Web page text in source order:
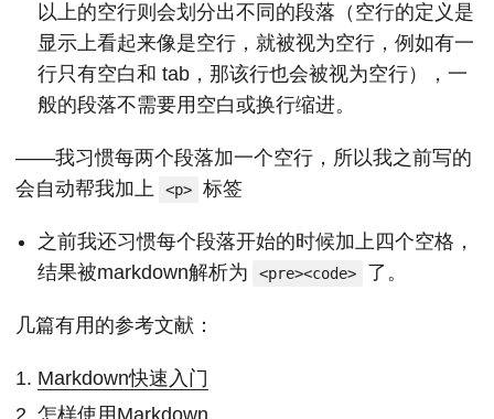
以上的空行则会划分出不同的段落（空行的定义是
显示上看起来像是空行，就被视为空行，例如有一
行只有空白和 tab，那该行也会被视为空行），一
般的段落不需要用空白或换行缩进。
——我习惯每两个段落加一个空行，所以我之前写的
会自动帮我加上
<p> 标签
之前我还习惯每个段落开始的时候加上四个空格，
结果被markdown解析为
<pre><code> 了。
几篇有用的参考文献：
Markdown快速入门
怎样使用Markdown